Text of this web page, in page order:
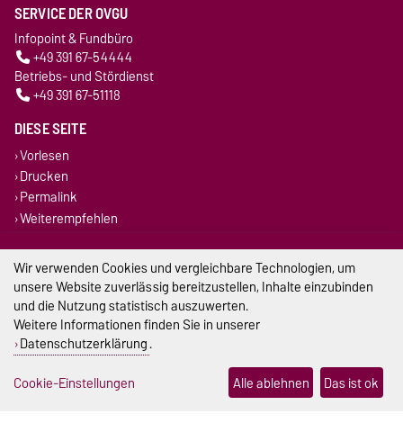
SERVICE DER OVGU
Infopoint & Fundbüro
+49 391 67-54444
Betriebs- und Stördienst
+49 391 67-51118
DIESE SEITE
Vorlesen
Drucken
Permalink
Weiterempfehlen
Impressum
Datenschutz
Barrierefreiheit
Cookie-Einstellungen
Wir verwenden Cookies und vergleichbare Technologien, um
unsere Website zuverlässig bereitzustellen, Inhalte einzubinden
und die Nutzung statistisch auszuwerten.
Weitere Informationen finden Sie in unserer
Datenschutzerklärung.
Cookie-Einstellungen
Alle ablehnen Das ist ok